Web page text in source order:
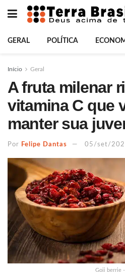
GERAL POLÍTICA
Início Geral
A fruta milenar
vitamina C que
manter sua
Por Felipe Dantas 05/set/
Goji berrie